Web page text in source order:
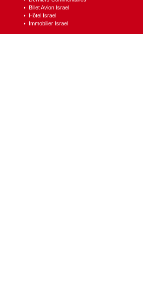
Billet Avion Israel
Hôtel Israel
Immobilier Israel